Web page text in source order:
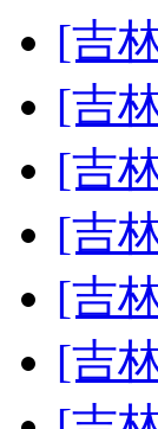
[吉
[吉
[吉
[吉
[吉
[吉